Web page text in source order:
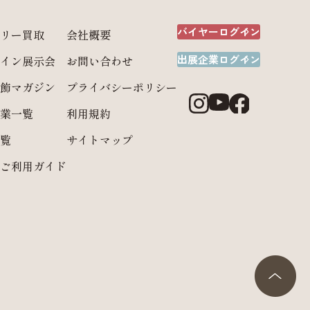
ー買取
ン展示会
マガジン
一覧
利用ガイド
会社概要
お問い合わせ
プライバシーポリシー
利用規約
サイトマップ
バイヤーログイン
出展企業ログイン